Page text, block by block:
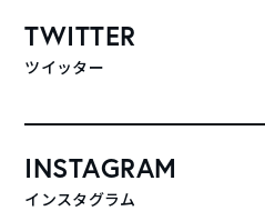
TWITTER
ツイッター
INSTAGRAM
インスタグラム